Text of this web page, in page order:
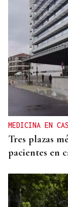
MEDICINA EN
Tres plazas
pacientes en